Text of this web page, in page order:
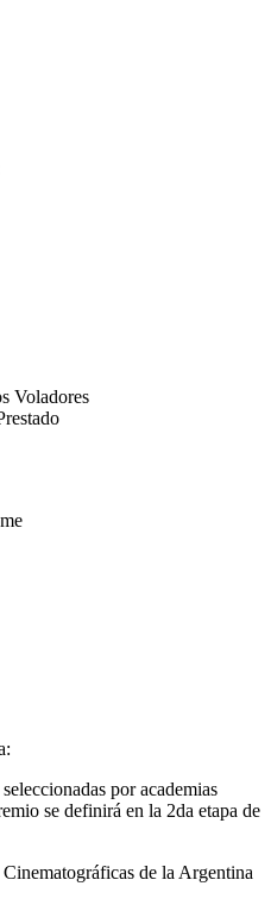
Voladores
por academias
se definirá en la 2da etapa de
de la Argentina